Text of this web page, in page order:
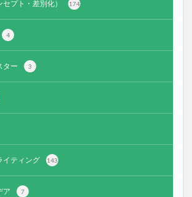
プト・差別化） 174
4
ター 3
イティング 143
ア 7